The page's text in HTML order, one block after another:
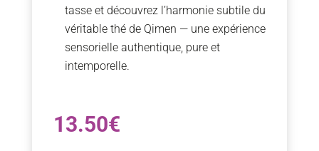
tasse et découvrez l’harmonie subtile du
véritable thé de Qimen — une expérience
sensorielle authentique, pure et
intemporelle.
13.50€